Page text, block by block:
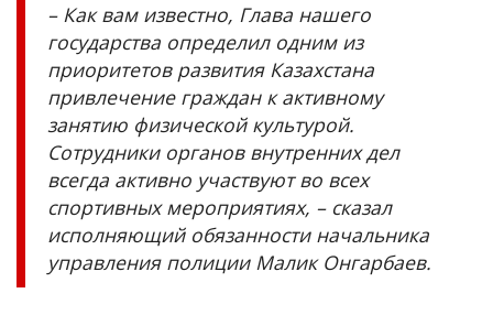
Қазақша Русский
– Как вам известно, Глава нашего
государства определил одним из
приоритетов развития Казахстана
привлечение граждан к активному
занятию физической культурой.
Сотрудники органов внутренних дел
всегда активно участвуют во всех
спортивных мероприятиях, – сказал
исполняющий обязанности начальника
управления полиции Малик Онгарбаев.